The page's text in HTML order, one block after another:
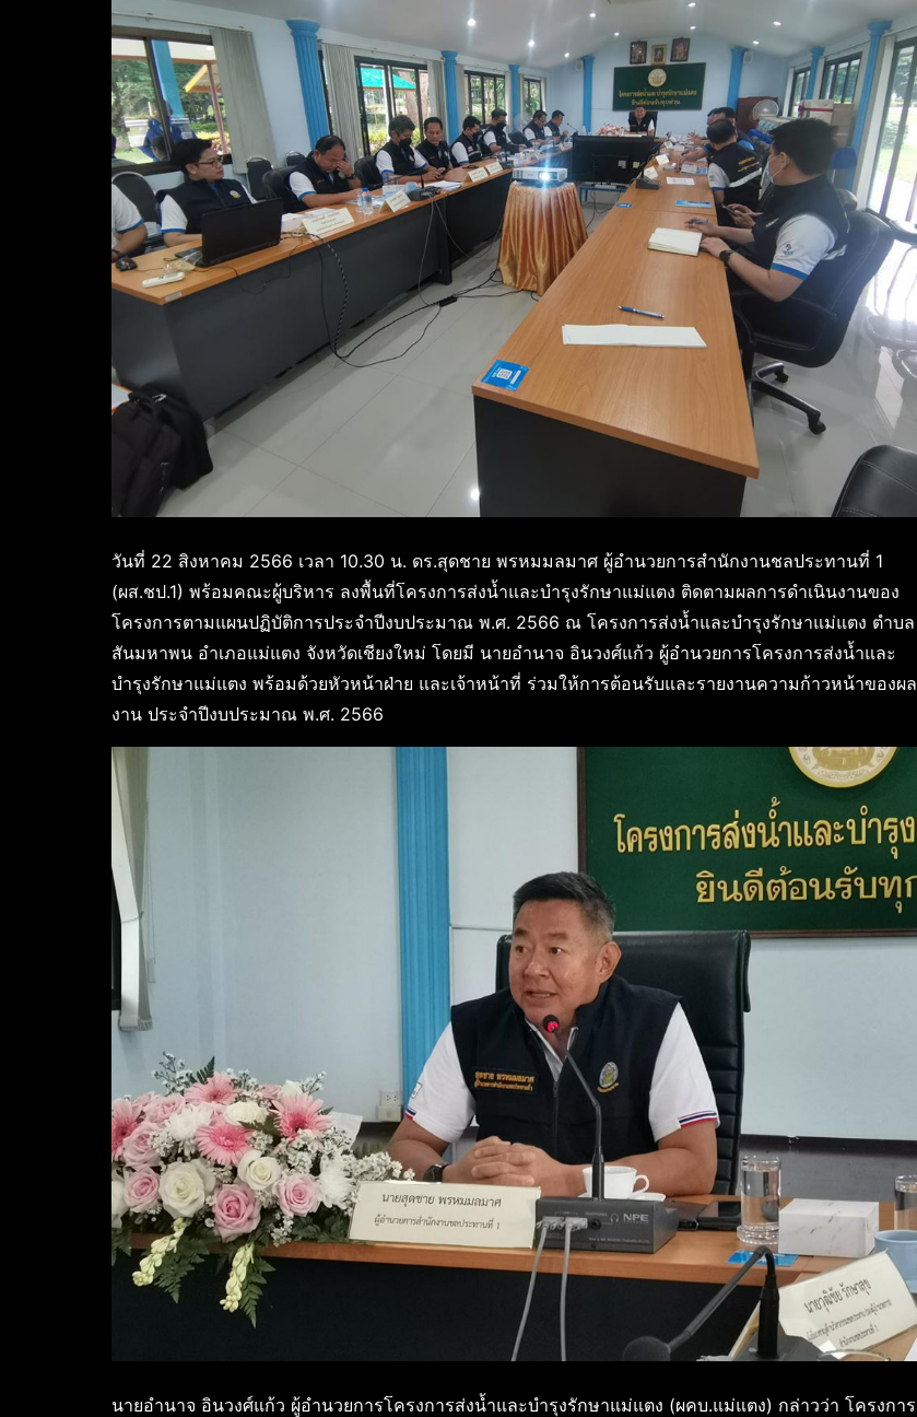
วันที่ 22 สิงหาคม 2566 เวลา 10.30 น. ดร.สุดชาย พรหมมลมาศ ผู้อำนวยการสำนักงานชลประทานที่ 1
(ผส.ชป.1) พร้อมคณะผู้บริหาร ลงพื้นที่โครงการส่งน้ำและบำรุงรักษาแม่แตง ติดตามผลการดำเนินงานของ
โครงการตามแผนปฏิบัติการประจำปีงบประมาณ พ.ศ. 2566 ณ โครงการส่งน้ำและบำรุงรักษาแม่แตง ตำบล
สันมหาพน อำเภอแม่แตง จังหวัดเชียงใหม่ โดยมี นายอำนาจ อินวงศ์แก้ว ผู้อำนวยการโครงการส่งน้ำและ
บำรุงรักษาแม่แตง พร้อมด้วยหัวหน้าฝ่าย และเจ้าหน้าที่ ร่วมให้การต้อนรับและรายงานความก้าวหน้าของผล
งาน ประจำปีงบประมาณ พ.ศ. 2566
นายอำนาจ อินวงศ์แก้ว ผู้อำนวยการโครงการส่งน้ำและบำรุงรักษาแม่แตง (ผคบ.แม่แตง) กล่าวว่า โครงการ